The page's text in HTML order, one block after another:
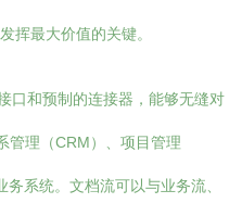
挥最大价值的关键。
口和预制的连接器，能够无缝对
管理（CRM）、项目管理
务系统。文档流可以与业务流、